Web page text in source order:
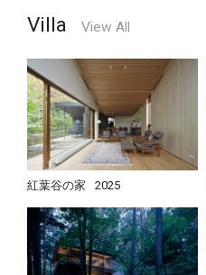
Villa View All
紅葉谷の家 2025